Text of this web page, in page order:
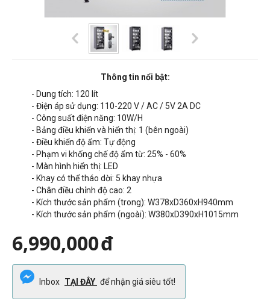
Thông tin nổi bật:
- Dung tích: 120 lít
- Điện áp sử dụng: 110-220 V / AC / 5V 2A DC
- Công suất điện năng: 10W/H
- Bảng điều khiển và hiển thị: 1 (bên ngoài)
- Điều khiển độ ẩm: Tự động
- Phạm vi khống chế độ ẩm từ: 25% - 60%
- Màn hình hiển thị: LED
- Khay có thể tháo dời: 5 khay nhựa
- Chân điều chỉnh độ cao: 2
- Kích thước sản phẩm (trong): W378xD360xH940mm
- Kích thước sản phẩm (ngoài): W380xD390xH1015mm
6,990,000đ
Inbox TẠI ĐÂY để nhận giá siêu tốt!